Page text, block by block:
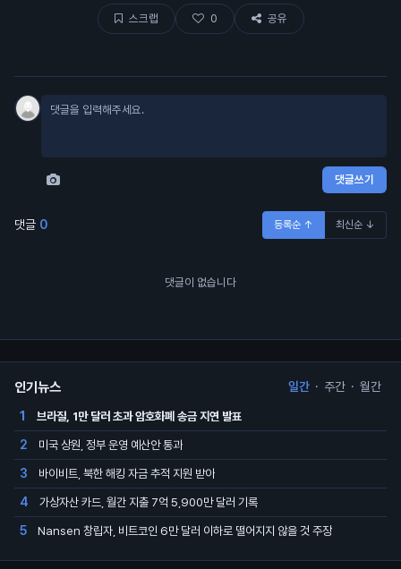
스크랩 0 공유
댓글쓰기
댓글 0 등록순 ↑ 최신순 ↓
댓글이 없습니다
인기뉴스 일간 · 주간 · 월간
1 브라질, 1만 달러 초과 암호화폐 송금 지연 발표
2 미국 상원, 정부 운영 예산안 통과
3 바이비트, 북한 해킹 자금 추적 지원 받아
4 가상자산 카드, 월간 지출 7억 5,900만 달러 기록
5 Nansen 창립자, 비트코인 6만 달러 이하로 떨어지지 않을 것 주장